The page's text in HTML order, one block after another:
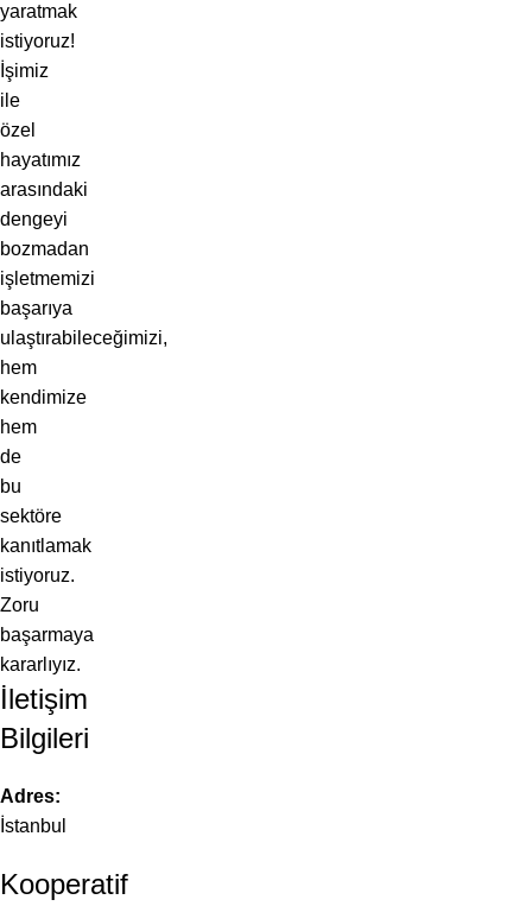
yaratmak
istiyoruz!
İşimiz
ile
özel
hayatımız
arasındaki
dengeyi
bozmadan
işletmemizi
başarıya
ulaştırabileceğimizi,
hem
kendimize
hem
de
bu
sektöre
kanıtlamak
istiyoruz.
Zoru
başarmaya
kararlıyız.
İletişim
Bilgileri
Adres:
İstanbul
Kooperatif